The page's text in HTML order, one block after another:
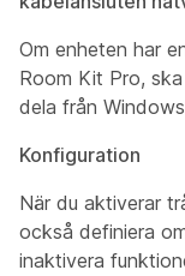
Om enheten har
Room Kit Pro,
dela från
Konfiguration
När du aktiverar
också definiera
inaktivera